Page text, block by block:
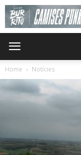
Home Notícies